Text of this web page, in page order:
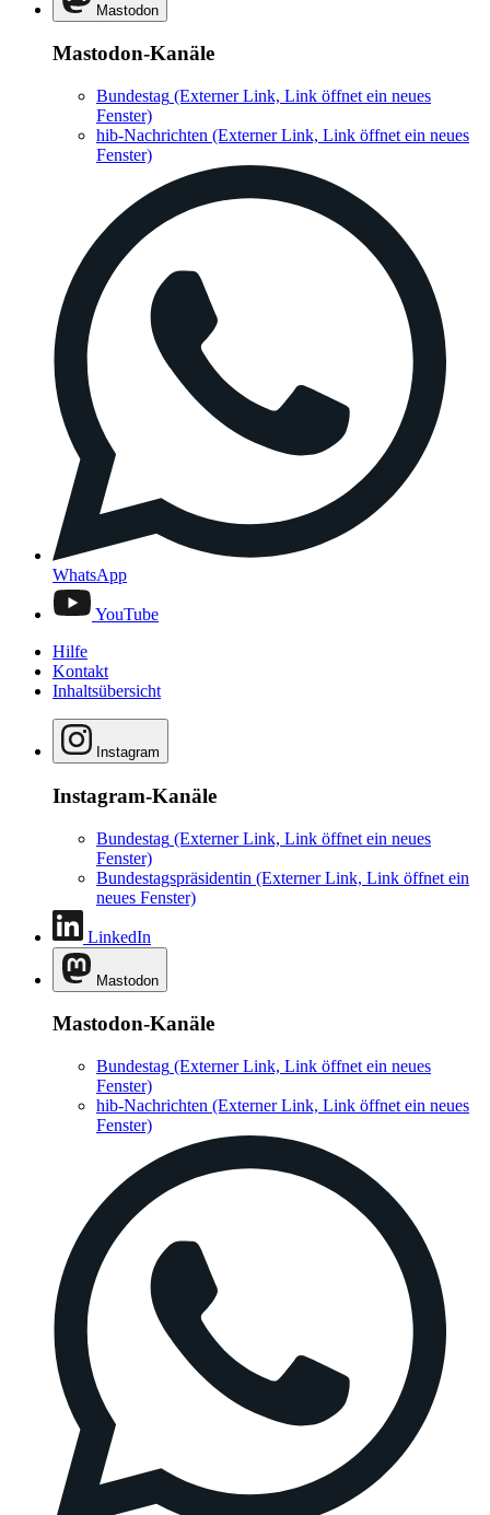
Mastodon
Mastodon-Kanäle
Bundestag (Externer Link, Link öffnet ein neues
Fenster)
hib-Nachrichten (Externer Link, Link öffnet ein neues
Fenster)
WhatsApp
YouTube
Hilfe
Kontakt
Inhaltsübersicht
Instagram
Instagram-Kanäle
Bundestag (Externer Link, Link öffnet ein neues
Fenster)
Bundestagspräsidentin (Externer Link, Link öffnet ein
neues Fenster)
LinkedIn
Mastodon
Mastodon-Kanäle
Bundestag (Externer Link, Link öffnet ein neues
Fenster)
hib-Nachrichten (Externer Link, Link öffnet ein neues
Fenster)